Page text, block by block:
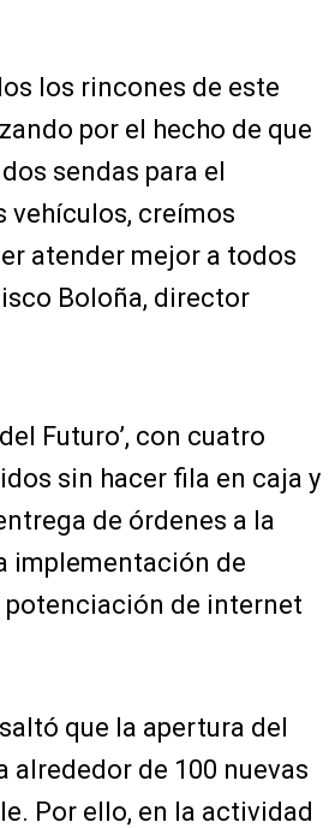
los rincones de este
por el hecho de que
sendas para el
vehículos, creímos
atender mejor a todos
Boloña, director
Futuro’, con cuatro
sin hacer fila en caja y
de órdenes a la
implementación de
potenciación de internet
que la apertura del
alrededor de 100 nuevas
Por ello, en la actividad